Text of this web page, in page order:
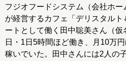
フジオフードシステム（会社ホー
が経営するカフェ「デリスタルト
ートとして働く田中聡美さん（仮
日・1日5時間ほど働き、月10万
稼いでいた。田中さんには2人の